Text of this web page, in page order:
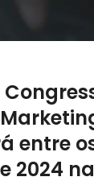
entre
2024